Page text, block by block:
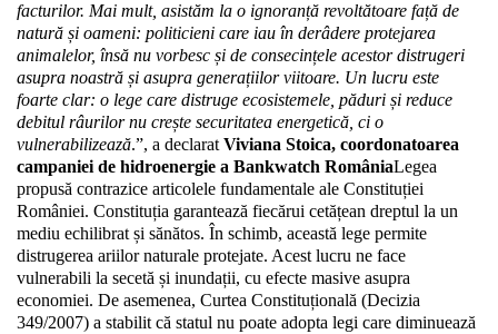
facturilor. Mai mult, asistăm la o ignoranță revoltătoare față de
natură și oameni: politicieni care iau în derâdere protejarea
animalelor, însă nu vorbesc și de consecințele acestor distrugeri
asupra noastră și asupra generațiilor viitoare. Un lucru este
foarte clar: o lege care distruge ecosistemele, păduri și reduce
debitul râurilor nu crește securitatea energetică, ci o
vulnerabilizează.”, a declarat Viviana Stoica, coordonatoarea
campaniei de hidroenergie a Bankwatch RomâniaLegea
propusă contrazice articolele fundamentale ale Constituției
României. Constituția garantează fiecărui cetățean dreptul la un
mediu echilibrat și sănătos. În schimb, această lege permite
distrugerea ariilor naturale protejate. Acest lucru ne face
vulnerabili la secetă și inundații, cu efecte masive asupra
economiei. De asemenea, Curtea Constituțională (Decizia
349/2007) a stabilit că statul nu poate adopta legi care diminuează